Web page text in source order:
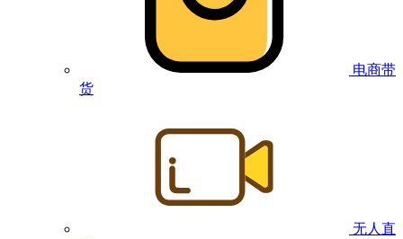
电商带
货
无人直